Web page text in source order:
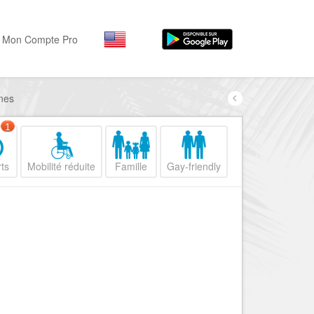
Hôtels, ...
Visiter
Par quartiers
Nice Promenade du
Nice le Port
Mon Compte Pro
1
Mobilité réduite Famille Gay-friendly